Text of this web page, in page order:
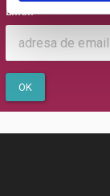
Email
OK